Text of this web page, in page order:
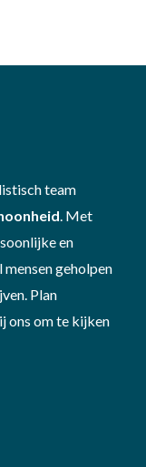
team
. Met
en
geholpen
Plan
ons om te kijken